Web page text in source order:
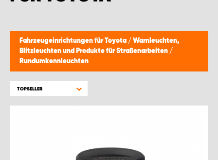
Fahrzeugeinrichtungen für Toyota / Warnleuchten,
Blitzleuchten und Produkte für Straßenarbeiten /
Rundumkennleuchten
TOPSELLER